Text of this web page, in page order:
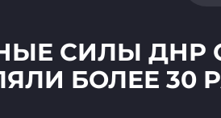
СИЛЫ ДНР
БОЛЕЕ 30